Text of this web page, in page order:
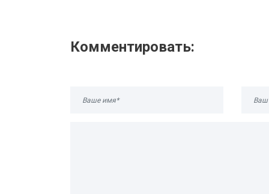
Комментировать: